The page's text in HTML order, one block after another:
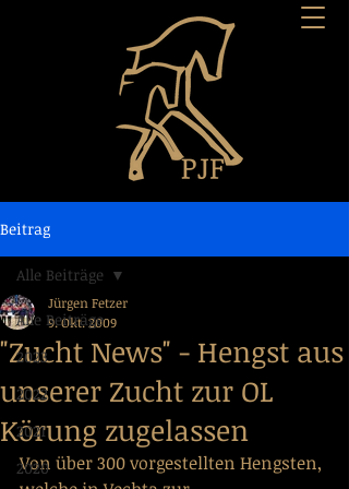
Beitrag
Alle Beiträge
2023
2022
2021
2020
Alle Beiträge
"Zucht News" - Hengst aus
unserer Zucht zur OL
Körung zugelassen
Jürgen Fetzer
9. Okt. 2009
Von über 300 vorgestellten Hengsten,